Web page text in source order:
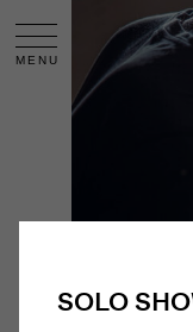
MENU
SOLO